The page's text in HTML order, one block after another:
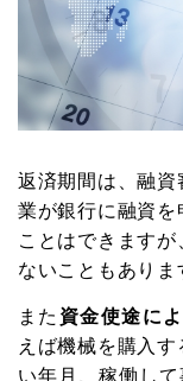
返済期間は、融資
業が銀行に融資を
ことはできます
ないこともありま
また 資金使途に
えば機械を購入
い年月、稼働し